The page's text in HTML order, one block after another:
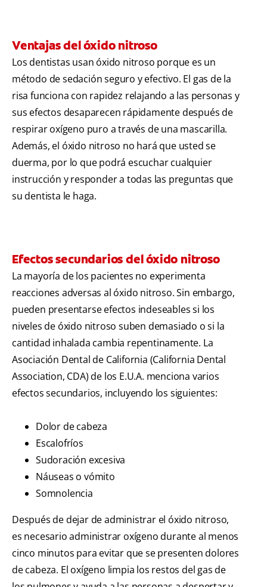
Ventajas del óxido nitroso
Los dentistas usan óxido nitroso porque es un
método de sedación seguro y efectivo. El gas de la
risa funciona con rapidez relajando a las personas y
sus efectos desaparecen rápidamente después de
respirar oxígeno puro a través de una mascarilla.
Además, el óxido nitroso no hará que usted se
duerma, por lo que podrá escuchar cualquier
instrucción y responder a todas las preguntas que
su dentista le haga.
Efectos secundarios del óxido nitroso
La mayoría de los pacientes no experimenta
reacciones adversas al óxido nitroso. Sin embargo,
pueden presentarse efectos indeseables si los
niveles de óxido nitroso suben demasiado o si la
cantidad inhalada cambia repentinamente. La
Asociación Dental de California (California Dental
Association, CDA) de los E.U.A. menciona varios
efectos secundarios, incluyendo los siguientes:
Dolor de cabeza
Escalofríos
Sudoración excesiva
Náuseas o vómito
Somnolencia
Después de dejar de administrar el óxido nitroso,
es necesario administrar oxígeno durante al menos
cinco minutos para evitar que se presenten dolores
de cabeza. El oxígeno limpia los restos del gas de